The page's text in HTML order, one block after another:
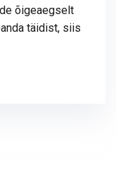
õigeaegselt
täidist, siis